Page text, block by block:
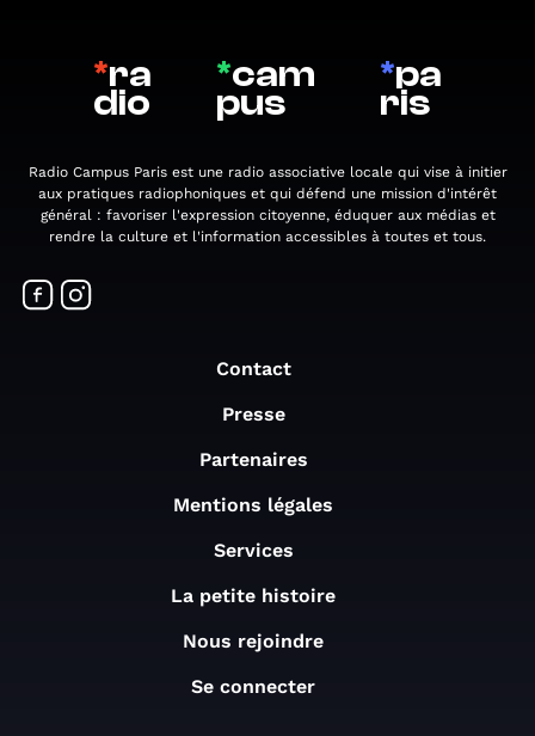
*ra
dio
*cam
pus
*pa
ris
Radio Campus Paris est une radio associative locale qui vise à initier
aux pratiques radiophoniques et qui défend une mission d'intérêt
général : favoriser l'expression citoyenne, éduquer aux médias et
rendre la culture et l'information accessibles à toutes et tous.
Contact
Presse
Partenaires
Mentions légales
Services
La petite histoire
Nous rejoindre
Se connecter